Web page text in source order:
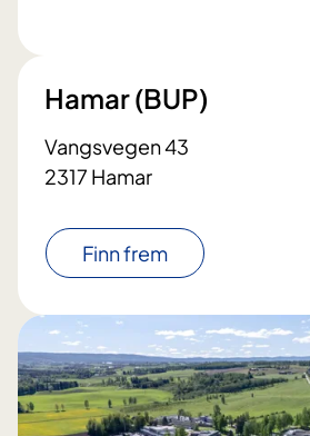
Hamar (BUP)
Vangsvegen 43
2317 Hamar
Finn frem